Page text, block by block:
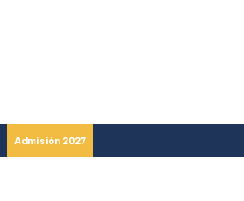
Admisión 2027